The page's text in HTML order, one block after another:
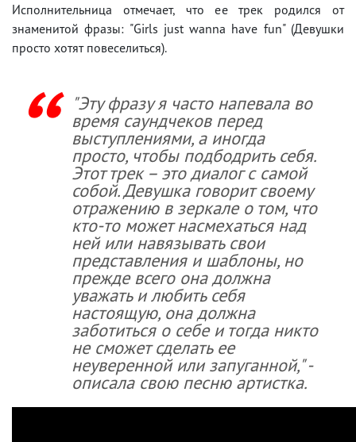
Исполнительница отмечает, что ее трек родился от
знаменитой фразы: "Girls just wanna have fun" (Девушки
просто хотят повеселиться).
"Эту фразу я часто напевала во
время саундчеков перед
выступлениями, а иногда
просто, чтобы подбодрить себя.
Этот трек – это диалог с самой
собой. Девушка говорит своему
отражению в зеркале о том, что
кто-то может насмехаться над
ней или навязывать свои
представления и шаблоны, но
прежде всего она должна
уважать и любить себя
настоящую, она должна
заботиться о себе и тогда никто
не сможет сделать ее
неуверенной или запуганной," -
описала свою песню артистка.